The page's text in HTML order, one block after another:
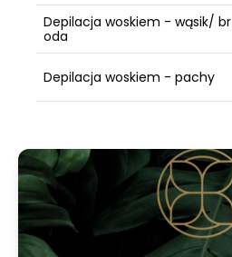
Depilacja woskiem - wąsik/ br
oda
Depilacja woskiem - pachy